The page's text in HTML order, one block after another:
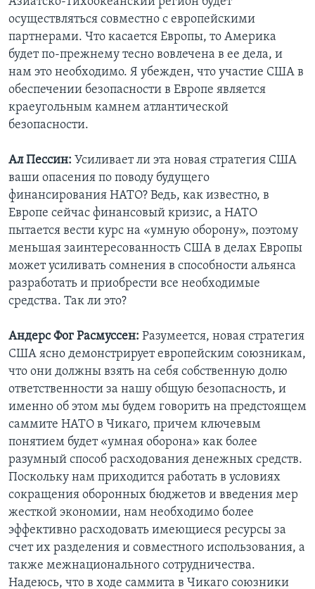
осуществляться совместно с европейскими
партнерами. Что касается Европы, то Америка
будет по-прежнему тесно вовлечена в ее дела, и
нам это необходимо. Я убежден, что участие США в
обеспечении безопасности в Европе является
краеугольным камнем атлантической
безопасности.
Ал Пессин: Усиливает ли эта новая стратегия США
ваши опасения по поводу будущего
финансирования НАТО? Ведь, как известно, в
Европе сейчас финансовый кризис, а НАТО
пытается вести курс на «умную оборону», поэтому
меньшая заинтересованность США в делах Европы
может усиливать сомнения в способности альянса
разработать и приобрести все необходимые
средства. Так ли это?
Андерс Фог Расмуссен: Разумеется, новая стратегия
США ясно демонстрирует европейским союзникам,
что они должны взять на себя собственную долю
ответственности за нашу общую безопасность, и
именно об этом мы будем говорить на предстоящем
саммите НАТО в Чикаго, причем ключевым
понятием будет «умная оборона» как более
разумный способ расходования денежных средств.
Поскольку нам приходится работать в условиях
сокращения оборонных бюджетов и введения мер
жесткой экономии, нам необходимо более
эффективно расходовать имеющиеся ресурсы за
счет их разделения и совместного использования, а
также межнационального сотрудничества.
Надеюсь, что в ходе саммита в Чикаго союзники